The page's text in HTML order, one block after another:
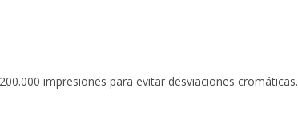
impresiones para evitar desviaciones cromáticas.